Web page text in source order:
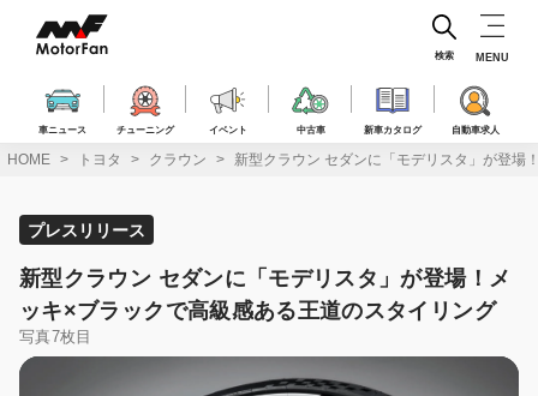
ス
車ニュース チューニング イベント 中古車 新車カタログ 自動車求人
検索 MENU
HOME トヨタ クラウン 新型クラウン セダンに「モデリスタ」が登場
プレスリリース
新型クラウン セダンに「モデリスタ」が登場！メ
ッキ×ブラックで高級感ある王道のスタイリング
写真7枚目